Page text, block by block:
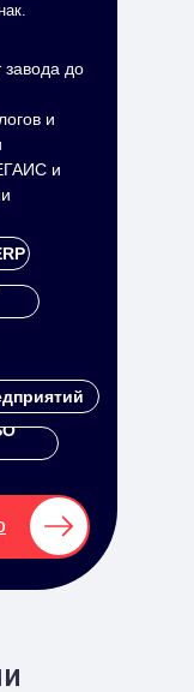
завода до
и
и